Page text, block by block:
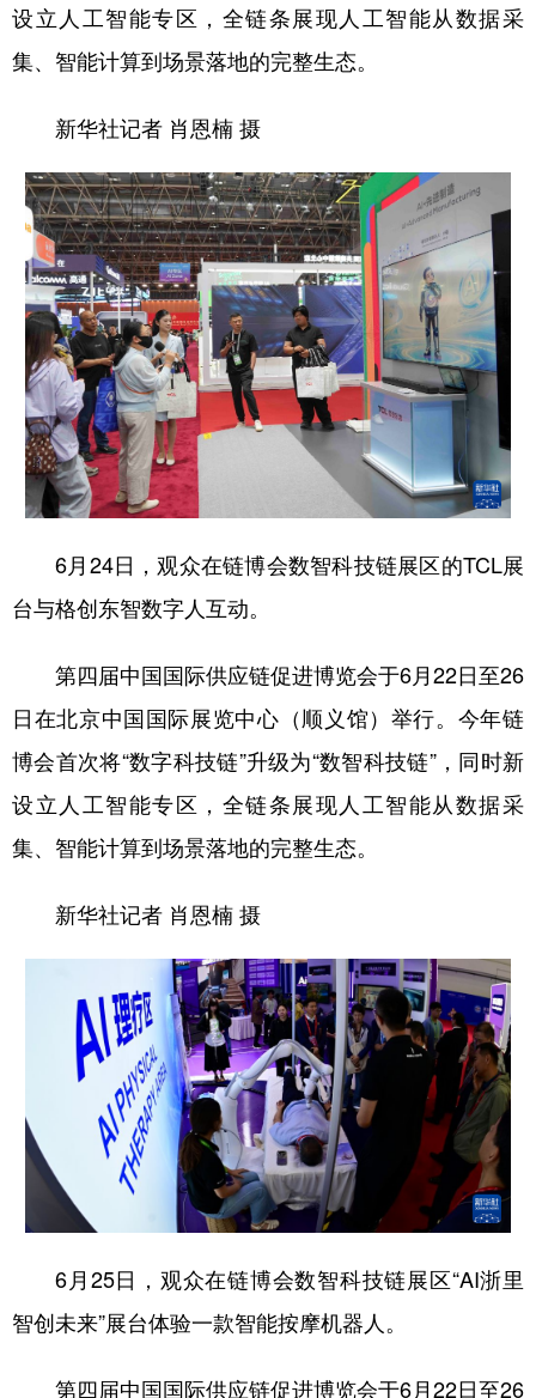
设立人工智能专区，全链条展现人工智能从数据采
集、智能计算到场景落地的完整生态。
新华社记者 肖恩楠 摄
6月24日，观众在链博会数智科技链展区的TCL展
台与格创东智数字人互动。
第四届中国国际供应链促进博览会于6月22日至26
日在北京中国国际展览中心（顺义馆）举行。今年链
博会首次将“数字科技链”升级为“数智科技链”，同时新
设立人工智能专区，全链条展现人工智能从数据采
集、智能计算到场景落地的完整生态。
新华社记者 肖恩楠 摄
6月25日，观众在链博会数智科技链展区“AI浙里
智创未来”展台体验一款智能按摩机器人。
第四届中国国际供应链促进博览会于6月22日至26